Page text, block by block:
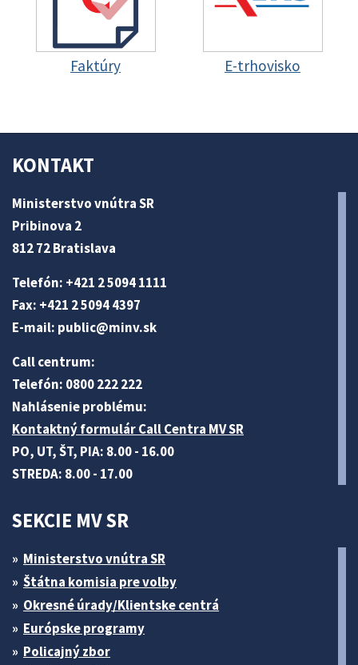
Faktúry E-trhovisko
KONTAKT
Ministerstvo vnútra SR
Pribinova 2
812 72 Bratislava
Telefón: +421 2 5094 1111
Fax: +421 2 5094 4397
E-mail: public@minv.sk
Call centrum:
Telefón: 0800 222 222
Nahlásenie problému:
Kontaktný formulár Call Centra MV SR
PO, UT, ŠT, PIA: 8.00 - 16.00
STREDA: 8.00 - 17.00
SEKCIE MV SR
Ministerstvo vnútra SR
Štátna komisia pre volby
Okresné úrady/Klientske centrá
Európske programy
Policajný zbor